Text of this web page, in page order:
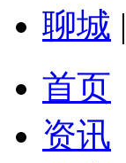
聊城 |
首页
资讯